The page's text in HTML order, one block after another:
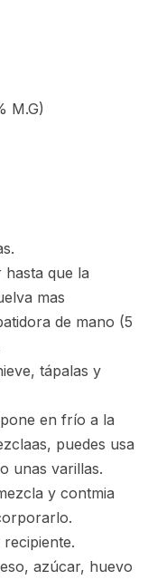
M.G)
hasta que la
mas
de mano (5
tápalas y
en frío a la
puedes usa
unas varillas.
y contmia
azúcar, huevo